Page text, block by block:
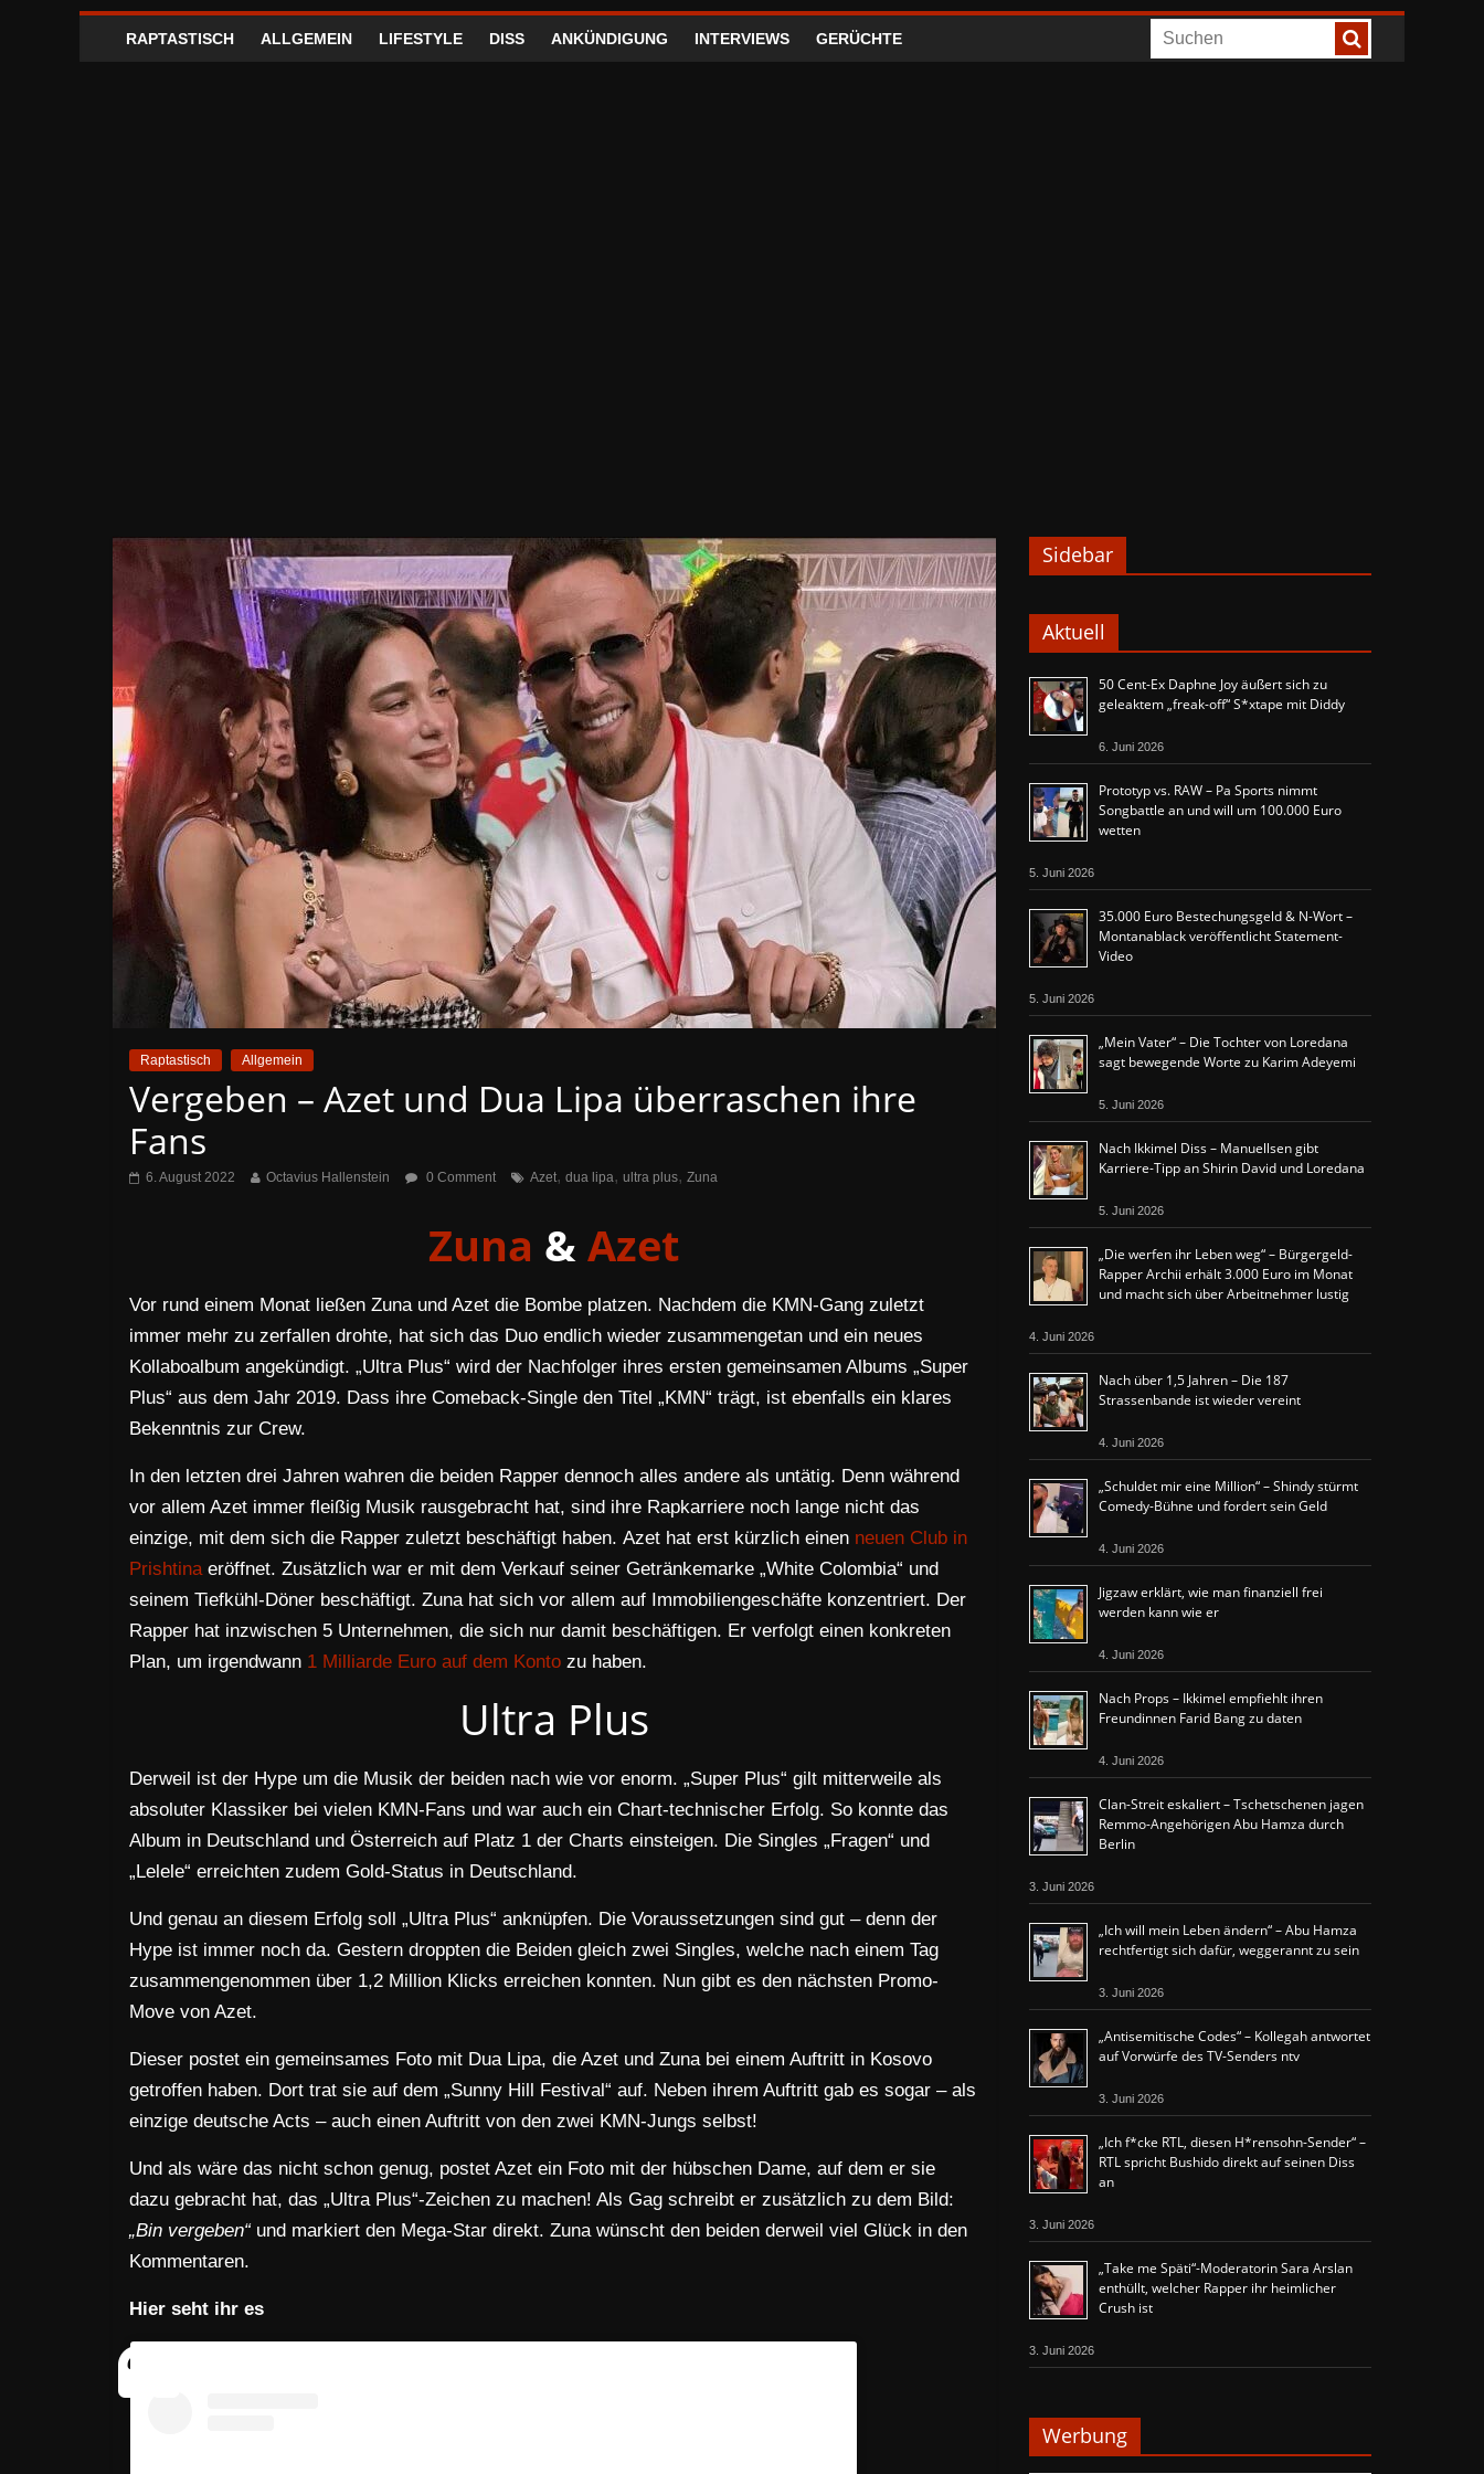
RAPTASTISCH ALLGEMEIN LIFESTYLE DISS ANKÜNDIGUNG INTERVIEWS GERÜCHTE
Raptastisch Allgemein
Vergeben – Azet und Dua Lipa überraschen ihre
Fans
6. August 2022 Octavius Hallenstein 0 Comment Azet, dua lipa, ultra plus, Zuna
Zuna &Azet
Vor rund einem Monat ließen Zuna und Azet die Bombe platzen. Nachdem die KMN-Gang zuletzt
immer mehr zu zerfallen drohte, hat sich das Duo endlich wieder zusammengetan und ein neues
Kollaboalbum angekündigt. „Ultra Plus“ wird der Nachfolger ihres ersten gemeinsamen Albums „Super
Plus“ aus dem Jahr 2019. Dass ihre Comeback-Single den Titel „KMN“ trägt, ist ebenfalls ein klares
Bekenntnis zur Crew.
In den letzten drei Jahren wahren die beiden Rapper dennoch alles andere als untätig. Denn während
vor allem Azet immer fleißig Musik rausgebracht hat, sind ihre Rapkarriere noch lange nicht das
einzige, mit dem sich die Rapper zuletzt beschäftigt haben. Azet hat erst kürzlich einen neuen Club in
Prishtinaeröffnet. Zusätzlich war er mit dem Verkauf seiner Getränkemarke „White Colombia“ und
seinem Tiefkühl-Döner beschäftigt. Zuna hat sich vor allem auf Immobiliengeschäfte konzentriert. Der
Rapper hat inzwischen 5 Unternehmen, die sich nur damit beschäftigen. Er verfolgt einen konkreten
Plan, um irgendwann 1 Milliarde Euro auf dem Konto zu haben.
Ultra Plus
Derweil ist der Hype um die Musik der beiden nach wie vor enorm. „Super Plus“ gilt mitterweile als
absoluter Klassiker bei vielen KMN-Fans und war auch ein Chart-technischer Erfolg. So konnte das
Album in Deutschland und Österreich auf Platz 1 der Charts einsteigen. Die Singles „Fragen“ und
„Lelele“ erreichten zudem Gold-Status in Deutschland.
Und genau an diesem Erfolg soll „Ultra Plus“ anknüpfen. Die Voraussetzungen sind gut – denn der
Hype ist immer noch da. Gestern droppten die Beiden gleich zwei Singles, welche nach einem Tag
zusammengenommen über 1,2 Million Klicks erreichen konnten. Nun gibt es den nächsten Promo-
Move von Azet.
Dieser postet ein gemeinsames Foto mit Dua Lipa, die Azet und Zuna bei einem Auftritt in Kosovo
getroffen haben. Dort trat sie auf dem „Sunny Hill Festival“ auf. Neben ihrem Auftritt gab es sogar – als
einzige deutsche Acts – auch einen Auftritt von den zwei KMN-Jungs selbst!
Und als wäre das nicht schon genug, postet Azet ein Foto mit der hübschen Dame, auf dem er sie
dazu gebracht hat, das „Ultra Plus“-Zeichen zu machen! Als Gag schreibt er zusätzlich zu dem Bild:
„Bin vergeben“ und markiert den Mega-Star direkt. Zuna wünscht den beiden derweil viel Glück in den
Kommentaren.
Hier seht ihr es
Sidebar
Aktuell
50 Cent-Ex Daphne Joy äußert sich zu
geleaktem „freak-off“ S*xtape mit Diddy
6. Juni 2026
Prototyp vs. RAW – Pa Sports nimmt
Songbattle an und will um 100.000 Euro
wetten
5. Juni 2026
35.000 Euro Bestechungsgeld & N-Wort –
Montanablack veröffentlicht Statement-
Video
5. Juni 2026
„Mein Vater“ – Die Tochter von Loredana
sagt bewegende Worte zu Karim Adeyemi
5. Juni 2026
Nach Ikkimel Diss – Manuellsen gibt
Karriere-Tipp an Shirin David und Loredana
5. Juni 2026
„Die werfen ihr Leben weg“ – Bürgergeld-
Rapper Archii erhält 3.000 Euro im Monat
und macht sich über Arbeitnehmer lustig
4. Juni 2026
Nach über 1,5 Jahren – Die 187
Strassenbande ist wieder vereint
4. Juni 2026
„Schuldet mir eine Million“ – Shindy stürmt
Comedy-Bühne und fordert sein Geld
4. Juni 2026
Jigzaw erklärt, wie man finanziell frei
werden kann wie er
4. Juni 2026
Nach Props – Ikkimel empfiehlt ihren
Freundinnen Farid Bang zu daten
4. Juni 2026
Clan-Streit eskaliert – Tschetschenen jagen
Remmo-Angehörigen Abu Hamza durch
Berlin
3. Juni 2026
„Ich will mein Leben ändern“ – Abu Hamza
rechtfertigt sich dafür, weggerannt zu sein
3. Juni 2026
„Antisemitische Codes“ – Kollegah antwortet
auf Vorwürfe des TV-Senders ntv
3. Juni 2026
„Ich f*cke RTL, diesen H*rensohn-Sender“ –
RTL spricht Bushido direkt auf seinen Diss
an
3. Juni 2026
„Take me Späti“-Moderatorin Sara Arslan
enthüllt, welcher Rapper ihr heimlicher
Crush ist
3. Juni 2026
Werbung